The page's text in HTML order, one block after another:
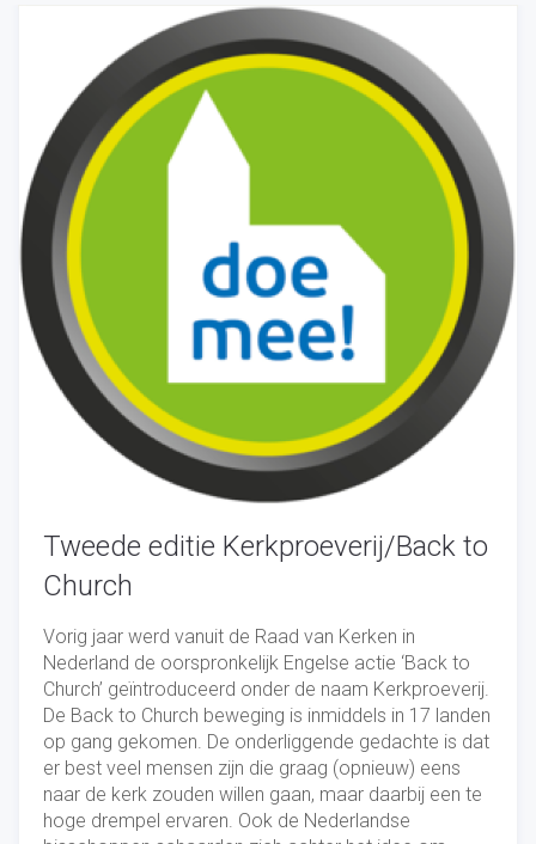
Tweede editie Kerkproeverij/Back to
Church
Vorig jaar werd vanuit de Raad van Kerken in
Nederland de oorspronkelijk Engelse actie ‘Back to
Church’ geïntroduceerd onder de naam Kerkproeverij.
De Back to Church beweging is inmiddels in 17 landen
op gang gekomen. De onderliggende gedachte is dat
er best veel mensen zijn die graag (opnieuw) eens
naar de kerk zouden willen gaan, maar daarbij een te
hoge drempel ervaren. Ook de Nederlandse